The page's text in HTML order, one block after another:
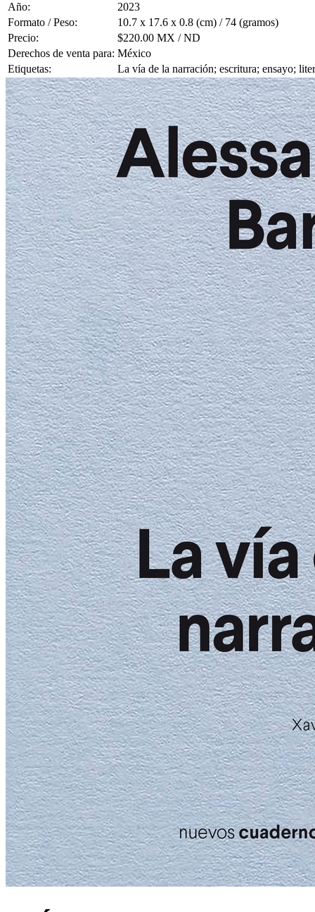
Año:
2023
Formato / Peso:
10.7 x 17.6 x 0.8 (cm) / 74 (gramos)
Precio:
$220.00 MX / ND
Derechos de venta para: México
Etiquetas:
La vía de la narración; escritura; ensayo;